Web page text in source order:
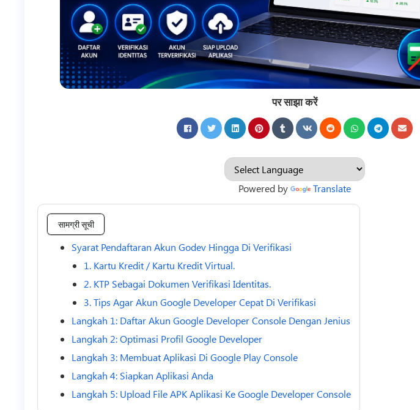
पर साझा करें
Powered by Translate
सामग्री सूची
Syarat Pendaftaran Akun Godev Hingga Di Verifikasi
1. Kartu Kredit / Kartu Kredit Virtual.
2. KTP Sebagai Dokumen Verifikasi Identitas.
3. Tips Agar Akun Google Developer Cepat Di Verifikasi
Langkah 1: Daftar Akun Google Developer Console Dengan Jenius
Langkah 2: Optimasi Profil Google Developer
Langkah 3: Membuat Aplikasi Di Google Play Console
Langkah 4: Siapkan Aplikasi Anda
Langkah 5: Upload File APK Aplikasi Ke Google Developer Console